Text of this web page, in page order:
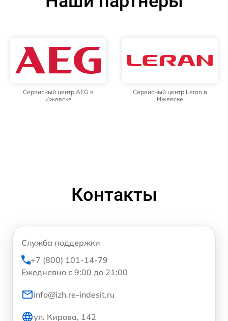
Сервисный центр AEG в
Ижевске
Сервисный центр Leran в
Ижевске
Контакты
Служба поддержки
+7 (800) 101-14-79
Ежедневно с 9:00 до 21:00
info@izh.re-indesit.ru
ул. Кирова, 142